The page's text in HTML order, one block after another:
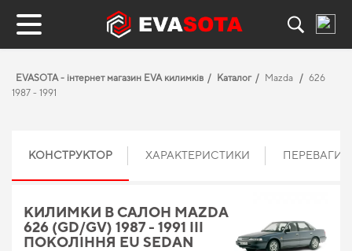
EVASOTA - інтернет магазин EVA килимків Каталог Mazda
626
1987 - 1991
КОНСТРУКТОР ХАРАКТЕРИСТИКИ ПЕРЕВАГИ
КИЛИМКИ В САЛОН MAZDA
626 (GD/GV) 1987 - 1991 III
ПОКОЛІННЯ EU SEDAN